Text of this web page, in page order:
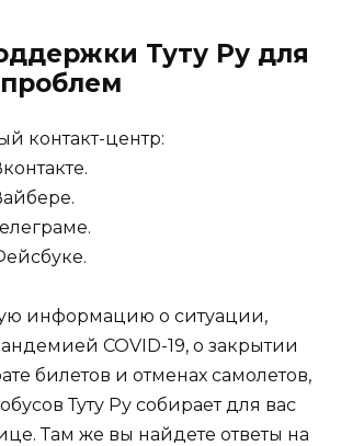
Туту Ру для
контакт-центр:
информацию о ситуации,
COVID-19, о закрытии
билетов и отменах самолетов,
Туту Ру собирает для вас
Там же вы найдете ответы на